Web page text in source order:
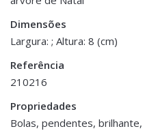
Dimensões
Largura: ; Altura: 8 (cm)
Referência
210216
Propriedades
Bolas, pendentes,
Dimensões 8 cm